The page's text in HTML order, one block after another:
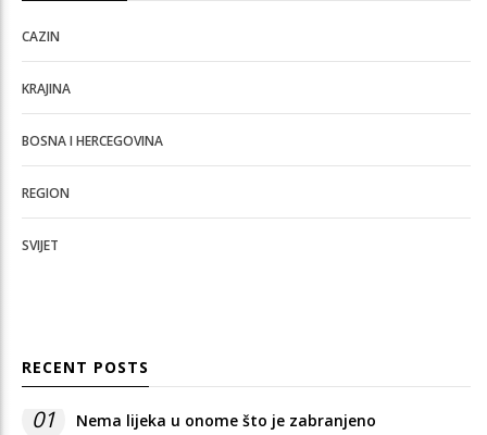
CAZIN
KRAJINA
BOSNA I HERCEGOVINA
REGION
SVIJET
RECENT POSTS
01 Nema lijeka u onome što je zabranjeno